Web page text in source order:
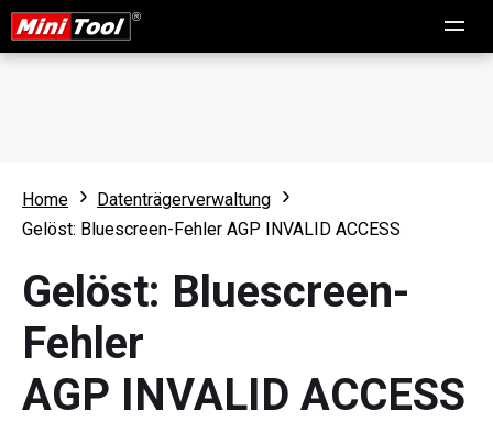
Home
Datenträgerverwaltung
Gelöst: Bluescreen-Fehler AGP INVALID ACCESS
Gelöst: Bluescreen-
Fehler
AGP INVALID ACCESS